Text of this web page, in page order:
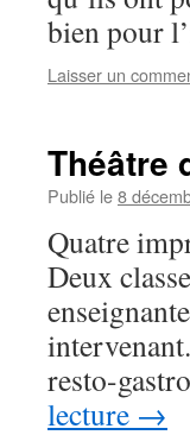
bien pour
Laisser un
Théâtre
Publié le8
Quatre
Deux
resto-
lecture →